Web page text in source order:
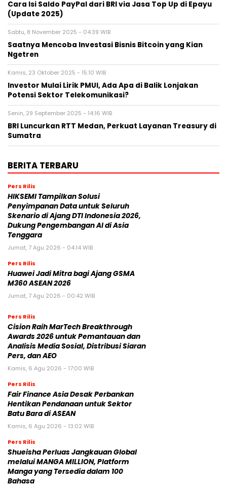
Cara Isi Saldo PayPal dari BRI via Jasa Top Up di Epayu
(Update 2025)
Sabtu, 8 November 2025 - 04:39 WIB
Saatnya Mencoba Investasi Bisnis Bitcoin yang Kian
Ngetren
Kamis, 23 Oktober 2025 - 15:10 WIB
Investor Mulai Lirik PMUI, Ada Apa di Balik Lonjakan
Potensi Sektor Telekomunikasi?
Senin, 29 September 2025 - 14:16 WIB
BRI Luncurkan RTT Medan, Perkuat Layanan Treasury di
Sumatra
BERITA TERBARU
Pers Rilis
HIKSEMI Tampilkan Solusi
Penyimpanan Data untuk Seluruh
Skenario di Ajang DTI Indonesia 2026,
Dukung Pengembangan AI di Asia
Tenggara
Jumat, 7 Agu 2026 - 04:14 WIB
Pers Rilis
Huawei Jadi Mitra bagi Ajang GSMA
M360 ASEAN 2026
Jumat, 7 Agu 2026 - 00:42 WIB
Pers Rilis
Cision Raih MarTech Breakthrough
Awards 2026 untuk Pemantauan dan
Analisis Media Sosial, Distribusi Siaran
Pers, dan AEO
Kamis, 6 Agu 2026 - 17:00 WIB
Pers Rilis
Fair Finance Asia Desak Perbankan
Hentikan Pendanaan untuk Sektor
Batu Bara di ASEAN
Kamis, 6 Agu 2026 - 13:02 WIB
Pers Rilis
Shueisha Perluas Jangkauan Global
melalui MANGA MILLION, Platform
Manga yang Tersedia dalam 100
Bahasa